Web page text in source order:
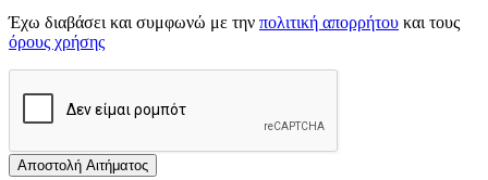
Έχω διαβάσει και συμφωνώ με την πολιτική απορρήτου και τους
όρους χρήσης
Αποστολή Αιτήματος